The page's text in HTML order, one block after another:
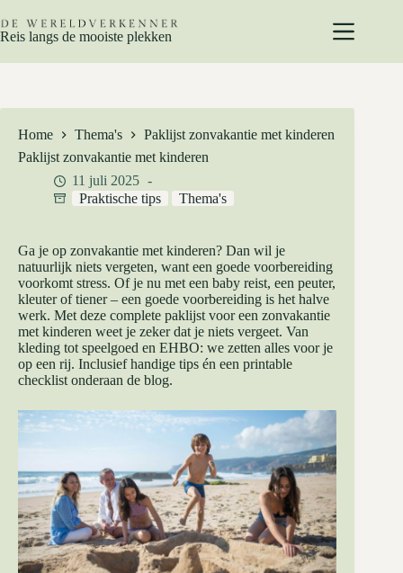
naar
de
Reis langs de mooiste plekken
Home Thema's
Paklijst zonvakantie met kinderen
Paklijst zonvakantie met kinderen
11 juli 2025
Praktische tips
Thema's
Ga je op zonvakantie met kinderen? Dan wil je
natuurlijk niets vergeten, want een goede voorbereiding
voorkomt stress. Of je nu met een baby reist, een peuter,
kleuter of tiener – een goede voorbereiding is het halve
werk. Met deze complete paklijst voor een zonvakantie
met kinderen weet je zeker dat je niets vergeet. Van
kleding tot speelgoed en EHBO: we zetten alles voor je
op een rij. Inclusief handige tips én een printable
checklist onderaan de blog.